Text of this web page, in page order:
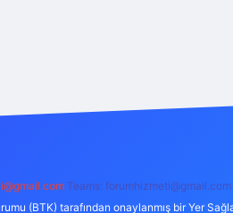
Teams: forumhizmeti@gmail.com
(BTK) tarafından onaylanmış bir Yer